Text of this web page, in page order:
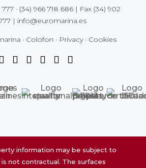
777 · (34) 966 718 686| Fax (34) 902
| info@euromarina.es
· Colofon · Privacy· Cookies
information may be subject to
not contractual. The surfaces